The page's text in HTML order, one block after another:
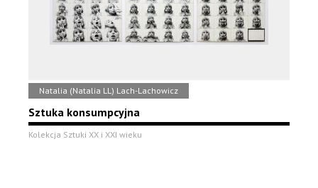
Natalia (Natalia LL) Lach-Lachowicz
Sztuka konsumpcyjna
Kolekcja Sztuki XX i XXI wieku